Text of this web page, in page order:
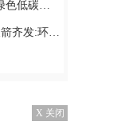
目完工公示
:环球快看
X 关闭